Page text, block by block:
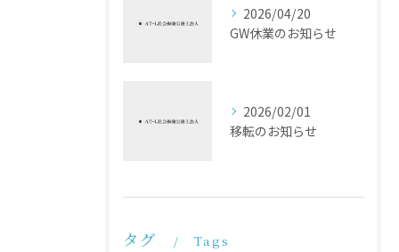
2026/04/20
GW休業のお知らせ
2026/02/01
移転のお知らせ
タグ Tags